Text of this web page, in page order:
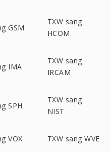
GSM
TXW sang
HCOM
IMA
TXW sang
IRCAM
SPH
TXW sang
NIST
VOX TXW sang WVE